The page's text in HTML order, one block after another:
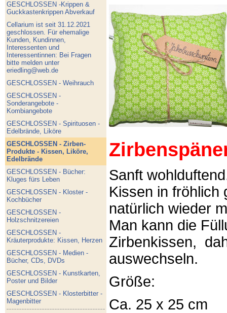
GESCHLOSSEN -Krippen &
Guckkastenkrippen Abverkauf
Cellarium ist seit 31.12.2021
geschlossen. Für ehemalige
Kunden, Kundinnen,
Interessenten und
Interessentinnen: Bei Fragen
bitte melden unter
eriedling@web.de
GESCHLOSSEN - Weihrauch
GESCHLOSSEN -
Sonderangebote -
Kombiangebote
GESCHLOSSEN - Spirituosen -
Edelbrände, Liköre
GESCHLOSSEN - Zirben-
Produkte - Kissen, Liköre,
Edelbrände
GESCHLOSSEN - Bücher:
Kluges fürs Leben
GESCHLOSSEN - Kloster -
Kochbücher
GESCHLOSSEN -
Holzschnitzereien
GESCHLOSSEN -
Kräuterprodukte: Kissen, Herzen
GESCHLOSSEN - Medien -
Bücher, CDs, DVDs
GESCHLOSSEN - Kunstkarten,
Poster und Bilder
GESCHLOSSEN - Klosterbitter -
Magenbitter
Sanft
Kissen in fröhlich
natürlich wieder
Man kann die
Zirbenkissen,
auswechseln.
Größe:
Ca. 25 x 25 cm